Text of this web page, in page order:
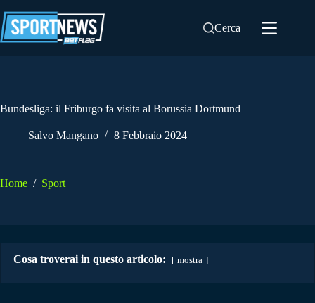
al
contenuto
Cerca
Bundesliga: il Friburgo fa visita al Borussia Dortmund
Salvo Mangano 8 Febbraio 2024
Home / Sport
Cosa troverai in questo articolo: mostra